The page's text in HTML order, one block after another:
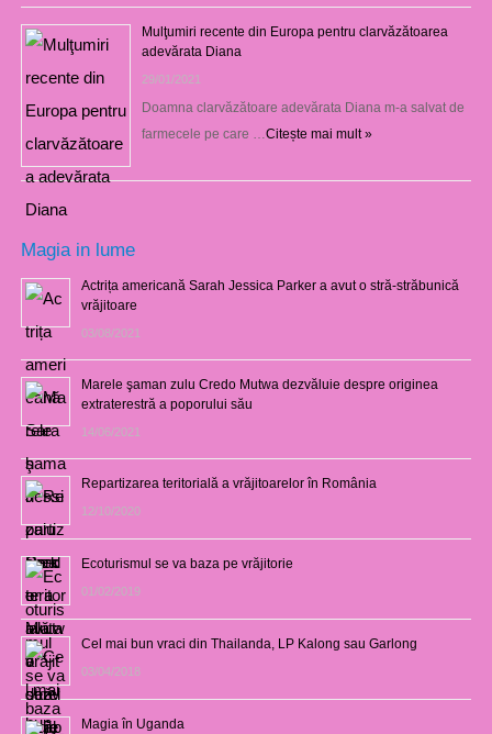
Mulţumiri recente din Europa pentru clarvăzătoarea
adevărata Diana
29/01/2021
Doamna clarvăzătoare adevărata Diana m-a salvat de
farmecele pe care … Citește mai mult »
Magia in lume
Actrița americană Sarah Jessica Parker a avut o stră-străbunică
vrăjitoare
03/08/2021
Marele şaman zulu Credo Mutwa dezvăluie despre originea
extraterestră a poporului său
14/06/2021
Repartizarea teritorială a vrăjitoarelor în România
12/10/2020
Ecoturismul se va baza pe vrăjitorie
01/02/2019
Cel mai bun vraci din Thailanda, LP Kalong sau Garlong
03/04/2018
Magia în Uganda